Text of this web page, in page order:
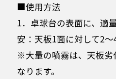
■使用方法
1．卓球台の表面に、適
安：天板1面に対して2～
※大量の噴霧は、天板劣
なります。